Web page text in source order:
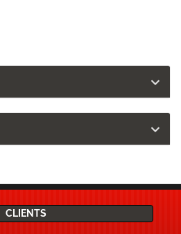
CLIENTS